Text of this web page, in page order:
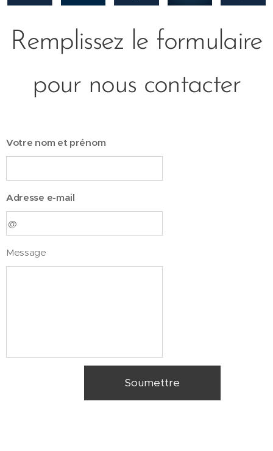
Remplissez le formulaire
pour nous contacter
Votre nom et prénom
Adresse e-mail
Message
Soumettre